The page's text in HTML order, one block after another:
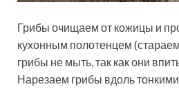
Грибы очищаем от кожицы и
кухонным полотенцем
грибы не мыть, так как они
Нарезаем грибы вдоль